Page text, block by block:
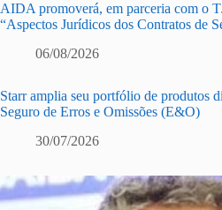
AIDA promoverá, em parceria com o
“Aspectos Jurídicos dos Contratos de
06/08/2026
Starr amplia seu portfólio de produtos
Seguro de Erros e Omissões (E&O)
30/07/2026